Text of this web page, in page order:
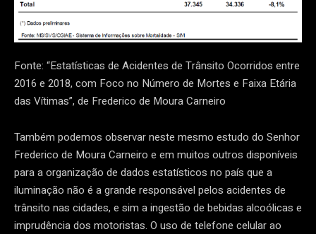
Fonte: “Estatísticas de Acidentes de Trânsito Ocorridos entre
2016 e 2018, com Foco no Número de Mortes e Faixa Etária
das Vítimas”, de Frederico de Moura Carneiro
Também podemos observar neste mesmo estudo do Senhor
Frederico de Moura Carneiro e em muitos outros disponíveis
para a organização de dados estatísticos no país que a
iluminação não é a grande responsável pelos acidentes de
trânsito nas cidades, e sim a ingestão de bebidas alcoólicas e
imprudência dos motoristas. O uso de telefone celular ao